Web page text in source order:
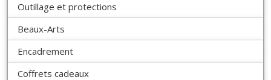
Outillage et protections
Beaux-Arts
Encadrement
Coffrets cadeaux